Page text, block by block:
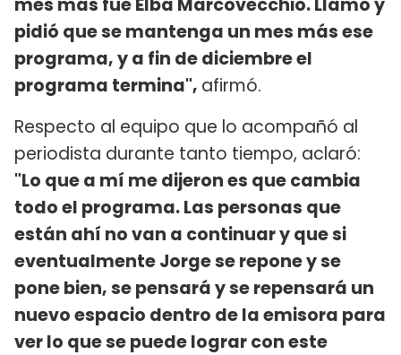
pidió que se mantenga un mes más ese
programa, y a fin de diciembre el
programa termina", afirmó.
Respecto al equipo que lo acompañó al
periodista durante tanto tiempo, aclaró:
"Lo que a mí me dijeron es que cambia
todo el programa. Las personas que
están ahí no van a continuar y que si
eventualmente Jorge se repone y se
pone bien, se pensará y se repensará un
nuevo espacio dentro de la emisora para
ver lo que se puede lograr con este